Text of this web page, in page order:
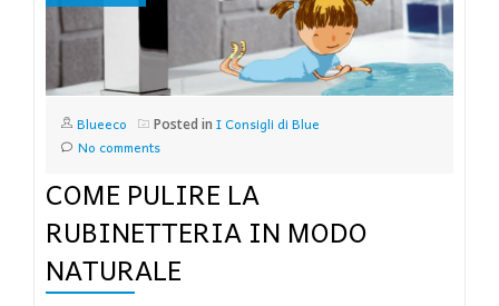
Blueeco Posted in I Consigli di Blue
No comments
COME PULIRE LA
RUBINETTERIA IN MODO
NATURALE